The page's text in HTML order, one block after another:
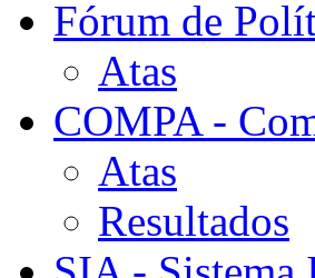
Fórum de
Atas
COMPA -
Atas
Resultados